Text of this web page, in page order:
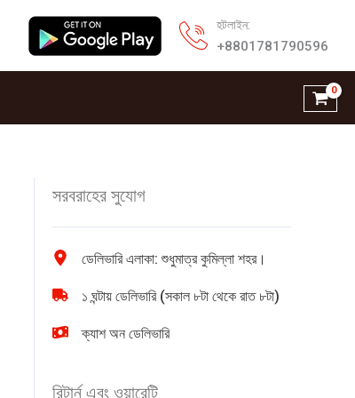
হটলাইন:
+8801781790596
সরবরাহের সুযোগ
ডেলিভারি এলাকা: শুধুমাত্র কুমিল্লা শহর।
১ ঘন্টায় ডেলিভারি (সকাল ৮টা থেকে রাত ৮টা)
ক্যাশ অন ডেলিভারি
রিটার্ন এবং ওয়ারেন্টি